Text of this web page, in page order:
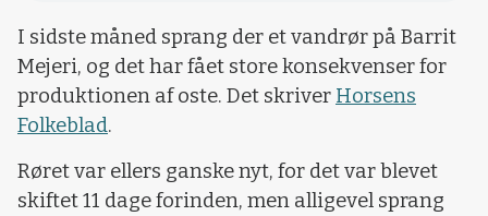
I sidste måned sprang der et vandrør på Barrit
Mejeri, og det har fået store konsekvenser for
produktionen af oste. Det skriver Horsens
Folkeblad.
Røret var ellers ganske nyt, for det var blevet
skiftet 11 dage forinden, men alligevel sprang